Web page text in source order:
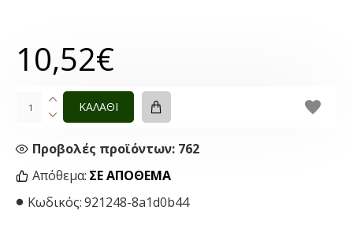
Απόθεμα: ΣΕ ΑΠΌΘΕΜΑ
Κωδικός:921248-8a1d0b44
Προβολές προϊόντων: 762
10,52€
ΚΑΛΑΘΙ